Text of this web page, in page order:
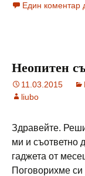
Един коментар
Неопитен
11.03.2015
liubo
Здравейте.
ми и съответно
гаджета от
Поговорихме си